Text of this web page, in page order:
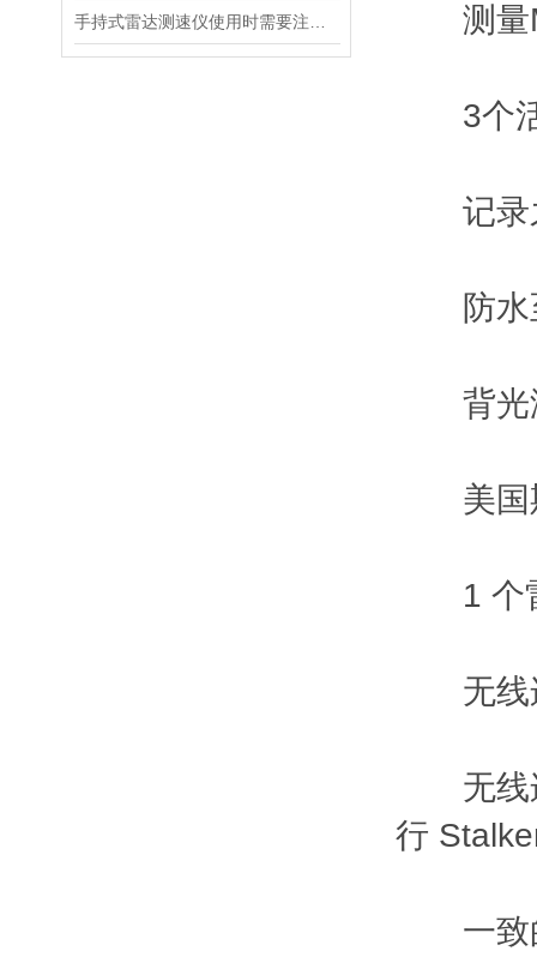
测量
3个活
记录
防水至
背光
美国斯
1 个雷
无线连
无线连
行
一致